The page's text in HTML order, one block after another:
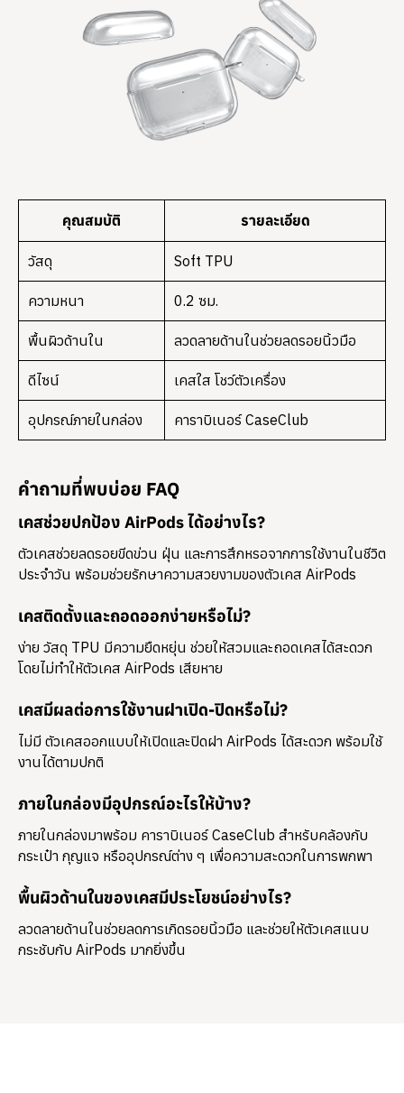
คุณสมบัติ รายละเอียด
วัสดุ Soft TPU
ความหนา 0.2 ซม.
พื้นผิวด้านใน ลวดลายด้านในช่วยลดรอยนิ้วมือ
ดีไซน์ เคสใส โชว์ตัวเครื่อง
อุปกรณ์ภายในกล่อง คาราบิเนอร์ CaseClub
คำถามที่พบบ่อย FAQ
เคสช่วยปกป้อง AirPods ได้อย่างไร?
ตัวเคสช่วยลดรอยขีดข่วน ฝุ่น และการสึกหรอจากการใช้งานในชีวิต
ประจำวัน พร้อมช่วยรักษาความสวยงามของตัวเคส AirPods
เคสติดตั้งและถอดออกง่ายหรือไม่?
ง่าย วัสดุ TPU มีความยืดหยุ่น ช่วยให้สวมและถอดเคสได้สะดวก
โดยไม่ทำให้ตัวเคส AirPods เสียหาย
เคสมีผลต่อการใช้งานฝาเปิด-ปิดหรือไม่?
ไม่มี ตัวเคสออกแบบให้เปิดและปิดฝา AirPods ได้สะดวก พร้อมใช้
งานได้ตามปกติ
ภายในกล่องมีอุปกรณ์อะไรให้บ้าง?
ภายในกล่องมาพร้อม คาราบิเนอร์ CaseClub สำหรับคล้องกับ
กระเป๋า กุญแจ หรืออุปกรณ์ต่าง ๆ เพื่อความสะดวกในการพกพา
พื้นผิวด้านในของเคสมีประโยชน์อย่างไร?
ลวดลายด้านในช่วยลดการเกิดรอยนิ้วมือ และช่วยให้ตัวเคสแนบ
กระชับกับ AirPods มากยิ่งขึ้น